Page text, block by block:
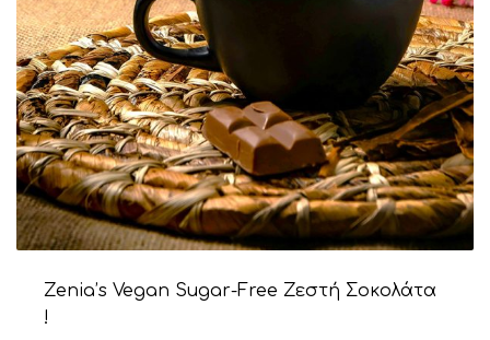
Zenia’s Vegan Sugar-Free Ζεστή Σοκολάτα
!